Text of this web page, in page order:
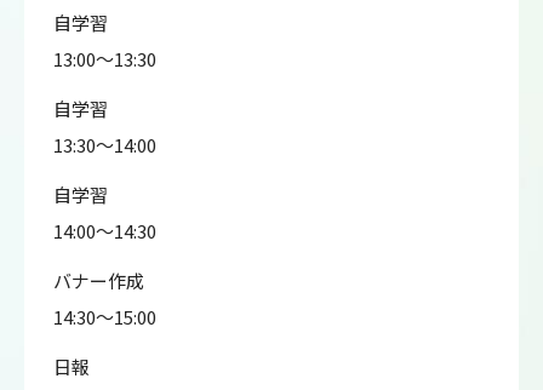
自学習
13:00～13:30
自学習
13:30～14:00
自学習
14:00～14:30
バナー作成
14:30～15:00
日報